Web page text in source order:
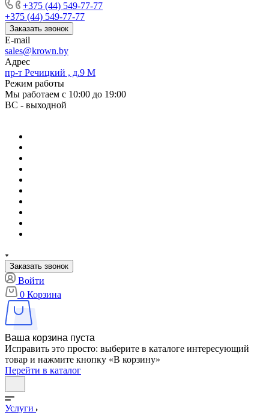
+375 (44) 549-77-77
+375 (44) 549-77-77
Заказать звонок
E-mail
sales@krown.by
Адрес
пр-т Речицкий , д.9 М
Режим работы
Мы работаем с 10:00 до 19:00
ВС - выходной
Заказать звонок
Войти
0 Корзина
Ваша корзина пуста
Исправить это просто: выберите в каталоге интересующий
товар и нажмите кнопку «В корзину»
Перейти в каталог
Услуги